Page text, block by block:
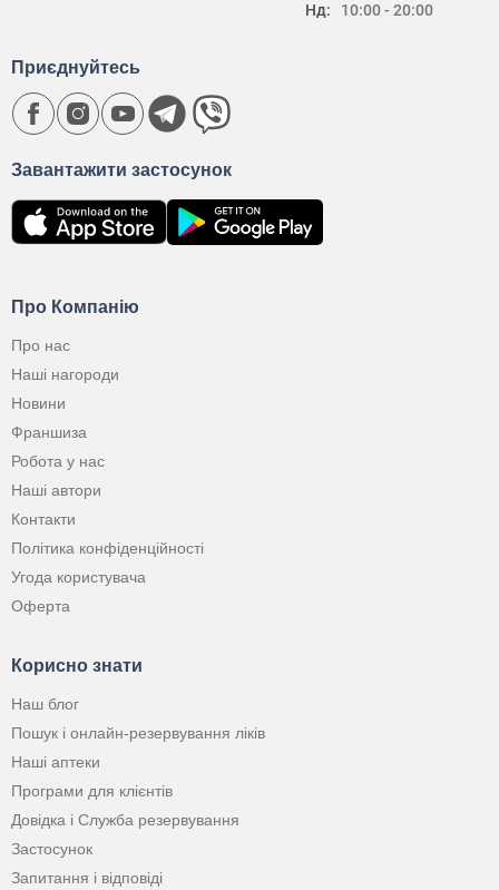
Нд:
10:00 - 20:00
Про Компанію
Про нас
Наші нагороди
Новини
Франшиза
Робота у нас
Наші автори
Контакти
Політика конфіденційності
Угода користувача
Оферта
Корисно знати
Наш блог
Пошук і онлайн-резервування ліків
Наші аптеки
Програми для клієнтів
Довідка і Служба резервування
Застосунок
Запитання і відповіді
Завантажити застосунок
Приєднуйтесь